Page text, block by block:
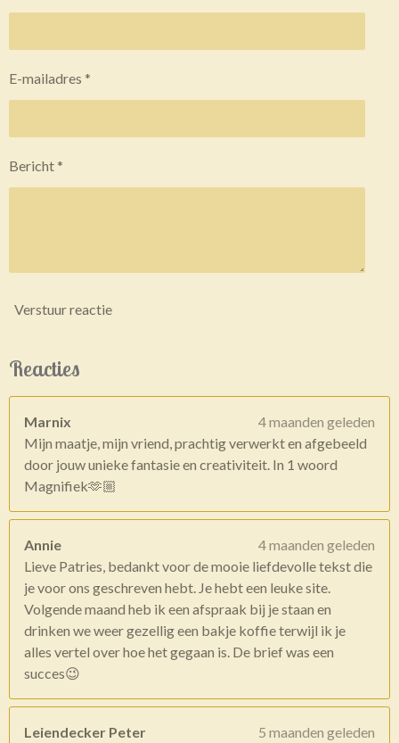
E-mailadres *
Bericht *
Verstuur reactie
Reacties
Marnix
4 maanden geleden
Mijn maatje, mijn vriend, prachtig verwerkt en afgebeeld
door jouw unieke fantasie en creativiteit. In 1 woord
Magnifiek🫶🏼
Annie
4 maanden geleden
Lieve Patries, bedankt voor de mooie liefdevolle tekst die
je voor ons geschreven hebt. Je hebt een leuke site.
Volgende maand heb ik een afspraak bij je staan en
drinken we weer gezellig een bakje koffie terwijl ik je
alles vertel over hoe het gegaan is. De brief was een
succes😉
Leiendecker Peter
5 maanden geleden